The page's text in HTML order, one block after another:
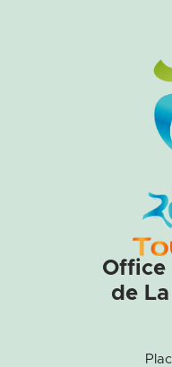
Office
de